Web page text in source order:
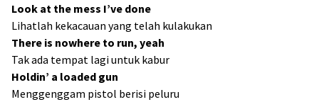
Look at the mess I’ve done
Lihatlah kekacauan yang telah kulakukan
There is nowhere to run, yeah
Tak ada tempat lagi untuk kabur
Holdin’ a loaded gun
Menggenggam pistol berisi peluru